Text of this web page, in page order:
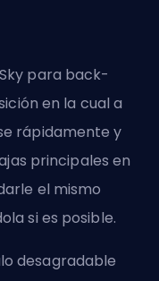
para back-
en la cual a
rápidamente y
principales en
el mismo
si es posible.
desagradable